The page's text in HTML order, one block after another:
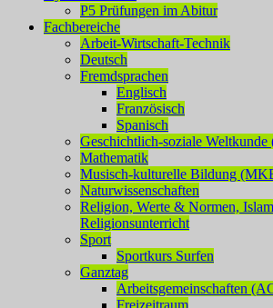
P5 Prüfungen im Abitur
Fachbereiche
Arbeit-Wirtschaft-Technik
Deutsch
Fremdsprachen
Englisch
Französisch
Spanisch
Geschichtlich-soziale Weltkunde
Mathematik
Musisch-kulturelle Bildung
Naturwissenschaften
Religion, Werte & Normen,
Religionsunterricht
Sport
Sportkurs Surfen
Ganztag
Arbeitsgemeinschaften
Freizeitraum